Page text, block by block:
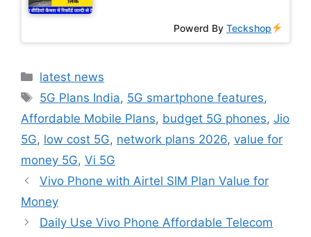
Powerd ByTeckshop
Categories
latest news
Tags
5G Plans India, 5G smartphone features,
Affordable Mobile Plans, budget 5G phones, Jio
5G, low cost 5G, network plans 2026, value for
money 5G, Vi 5G
Vivo Phone with Airtel SIM Plan Value for
Money
Daily Use Vivo Phone Affordable Telecom